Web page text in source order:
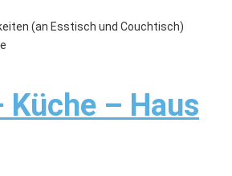
(an Esstisch und Couchtisch)
Küche – Haus